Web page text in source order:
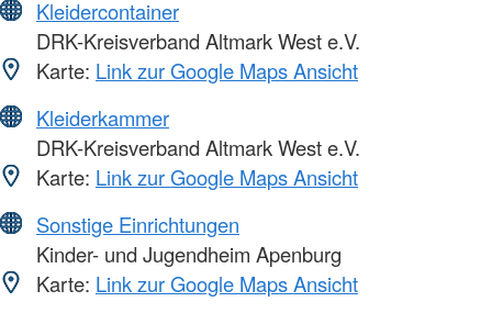
Kleidercontainer
DRK-Kreisverband Altmark West e.V.
Karte: Link zur Google Maps Ansicht
Kleiderkammer
DRK-Kreisverband Altmark West e.V.
Karte: Link zur Google Maps Ansicht
Sonstige Einrichtungen
Kinder- und Jugendheim Apenburg
Karte: Link zur Google Maps Ansicht